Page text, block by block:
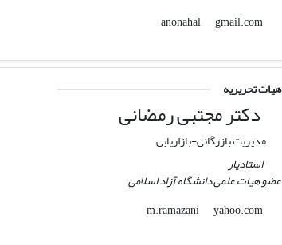
anonahal
gmail.com
هیات تحریریه
دکتر مجتبی رمضانی
مدیریت بازرگانی-بازاریابی
استادیار
عضو هیات علمی دانشگاه آزاد اسلامی
m.ramazani
yahoo.com